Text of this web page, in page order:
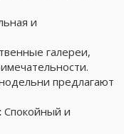
и
галереи,
предлагают
Спокойный и